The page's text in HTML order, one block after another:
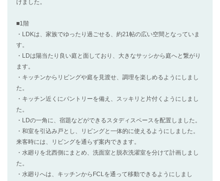
けました。
■1階
・LDKは、家族でゆったり過ごせる、約21帖の広い空間となっていま
す。
・LDは陽当たり良い庭と面しており、大きなサッシから庭へと繋がり
ます。
・キッチンからリビングや庭を見渡せ、調理を楽しめるようにしまし
た。
・キッチン近くにパントリーを備え、スッキリと片付くようにしまし
た。
・LDの一角に、宿題などができるスタディスペースを配置しました。
・和室を引込み戸とし、リビングと一体的に使えるようにしました。
来客時には、リビングを通らず案内できます。
・水廻りを北西側にまとめ、洗面室と脱衣洗濯室を分けて計画しまし
た。
・水廻りへは、キッチンからFCLを通って移動できるようにしまし